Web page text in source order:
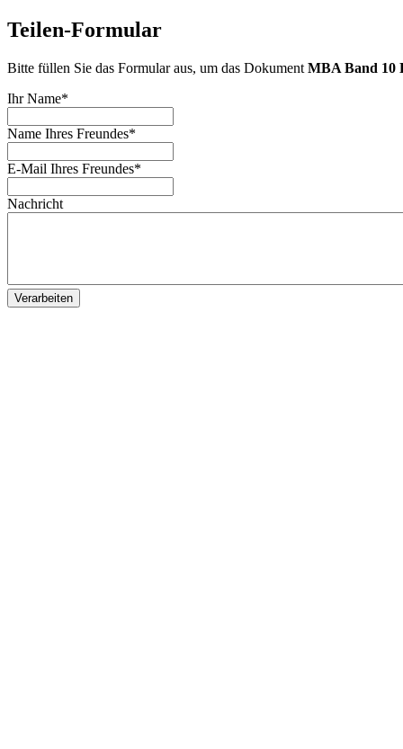
Teilen-Formular
Bitte füllen Sie das Formular aus, um das Dokument MBA Band 10
Ihr Name*
Name Ihres Freundes*
E-Mail Ihres Freundes*
Nachricht